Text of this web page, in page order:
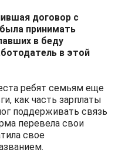
договор с
принимать
в беду
в этой
ребят семьям еще
как часть зарплаты
поддерживать связь
перевела свои
свое